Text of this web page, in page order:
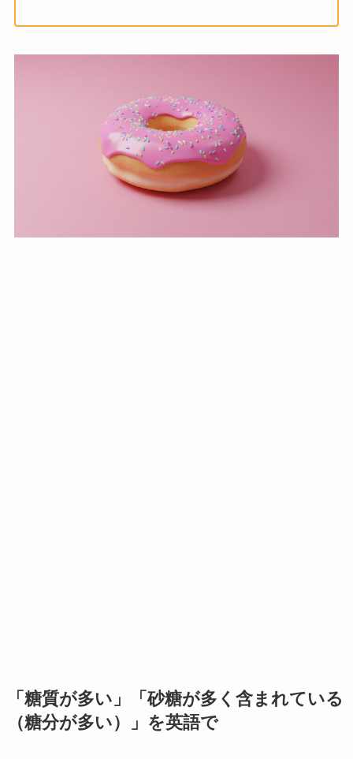
「糖質が多い」「砂糖が多く含まれている
（糖分が多い）」を英語で